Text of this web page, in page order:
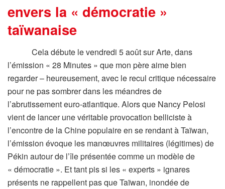
envers la « démocratie »
taïwanaise
Cela débute le vendredi 5 août sur Arte, dans
l’émission « 28 Minutes » que mon père aime bien
regarder – heureusement, avec le recul critique nécessaire
pour ne pas sombrer dans les méandres de
l’abrutissement euro-atlantique. Alors que Nancy Pelosi
vient de lancer une véritable provocation belliciste à
l’encontre de la Chine populaire en se rendant à Taïwan,
l’émission évoque les manœuvres militaires (légitimes) de
Pékin autour de l’île présentée comme un modèle de
« démocratie ». Et tant pis si les « experts » ignares
présents ne rappellent pas que Taïwan, inondée de